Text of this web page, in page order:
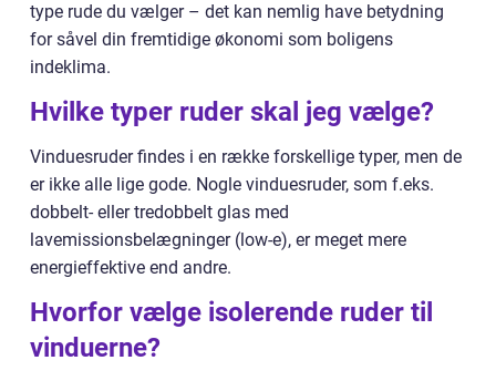
type rude du vælger – det kan nemlig have betydning
for såvel din fremtidige økonomi som boligens
indeklima.
Hvilke typer ruder skal jeg vælge?
Vinduesruder findes i en række forskellige typer, men de
er ikke alle lige gode. Nogle vinduesruder, som f.eks.
dobbelt- eller tredobbelt glas med
lavemissionsbelægninger (low-e), er meget mere
energieffektive end andre.
Hvorfor vælge isolerende ruder til
vinduerne?